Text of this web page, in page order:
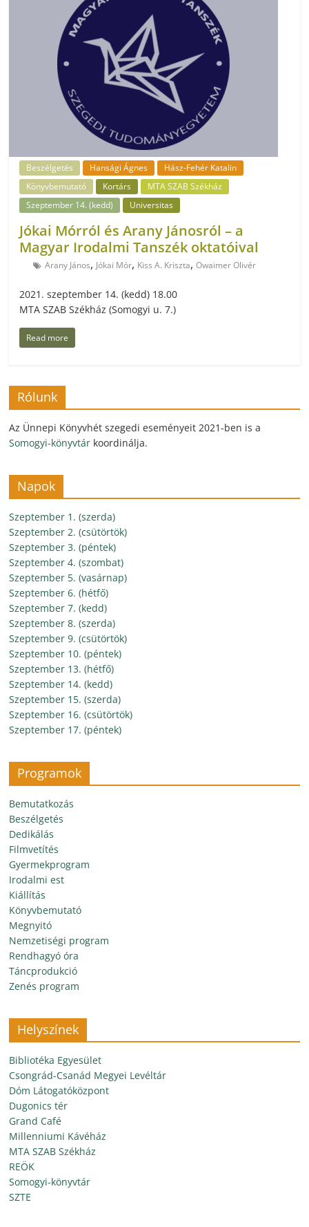
Beszélgetés Hansági Ágnes
Hász-Fehér Katalin
Könyvbemutató
Kortárs
MTA SZAB Székház
Szeptember 14. (kedd)
Universitas
Jókai Mórról és Arany Jánosról – a
Magyar Irodalmi Tanszék oktatóival
Arany János, Jókai Mór, Kiss A. Kriszta,Owaimer Olivér
2021. szeptember 14. (kedd) 18.00
MTA SZAB Székház (Somogyi u. 7.)
Read more
Rólunk
Az Ünnepi Könyvhét szegedi eseményeit 2021-ben is a
Somogyi-könyvtár koordinálja.
Napok
Szeptember 1. (szerda)
Szeptember 2. (csütörtök)
Szeptember 3. (péntek)
Szeptember 4. (szombat)
Szeptember 5. (vasárnap)
Szeptember 6. (hétfő)
Szeptember 7. (kedd)
Szeptember 8. (szerda)
Szeptember 9. (csütörtök)
Szeptember 10. (péntek)
Szeptember 13. (hétfő)
Szeptember 14. (kedd)
Szeptember 15. (szerda)
Szeptember 16. (csütörtök)
Szeptember 17. (péntek)
Programok
Bemutatkozás
Beszélgetés
Dedikálás
Filmvetítés
Gyermekprogram
Irodalmi est
Kiállítás
Könyvbemutató
Megnyitó
Nemzetiségi program
Rendhagyó óra
Táncprodukció
Zenés program
Helyszínek
Bibliotéka Egyesület
Csongrád-Csanád Megyei Levéltár
Dóm Látogatóközpont
Dugonics tér
Grand Café
Millenniumi Kávéház
MTA SZAB Székház
REÖK
Somogyi-könyvtár
SZTE